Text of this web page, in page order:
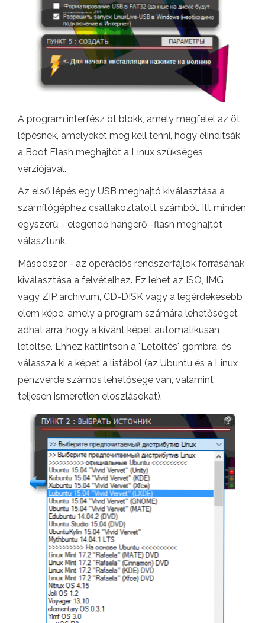
A program interfész öt blokk, amely megfelel az öt
lépésnek, amelyeket meg kell tenni, hogy elindítsák
a Boot Flash meghajtót a Linux szükséges
verziójával.
Az első lépés egy USB meghajtó kiválasztása a
számítógéphez csatlakoztatott számból. Itt minden
egyszerű - elegendő hangerő -flash meghajtót
választunk.
Másodszor - az operációs rendszerfájlok forrásának
kiválasztása a felvételhez. Ez lehet az ISO, IMG
vagy ZIP archívum, CD-DISK vagy a legérdekesebb
elem képe, amely a program számára lehetőséget
adhat arra, hogy a kívánt képet automatikusan
letöltse. Ehhez kattintson a "Letöltés" gombra, és
válassza ki a képet a listából (az Ubuntu és a Linux
pénzverde számos lehetősége van, valamint
teljesen ismeretlen eloszlásokat).